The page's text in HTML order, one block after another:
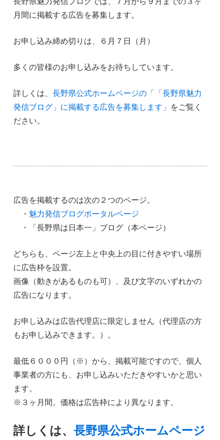
月間に掲載する広告を募集します。
お申し込み締め切りは、６月７日（月）
多くの皆様のお申し込みをお待ちしています。
詳しくは、長野県公式ホームページの「「長野県魅力
発信ブログ」に掲載する広告を募集します」 をご覧く
ださい。
広告を掲載するのは次の２つのページ。
・ 魅力発信ブログポータルページ
・「長野県は日本一」ブログ（本ページ）
どちらも、ページ左上と中央上の目に付きやすい場所
に広告枠を設置。
画像（動きがあるものも可）、及び文字のいずれかの
広告になります。
お申し込みは広告代理店に限定しません（代理店の方
もお申し込みできます。）。
最低６０００円（※）から、掲載可能ですので、個人
事業者の方にも、お申し込みいただきやすいかと思い
ます。
※３ヶ月間。価格は広告枠により異なります。
詳しくは、長野県公式ホームページ